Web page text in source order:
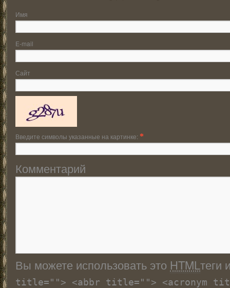
Имя
E-mail
Сайт
Введите символы указанные на картинке: *
Комментарий
Вы можете использовать это HTMLтеги
title=""> <abbr title=""> <acronym